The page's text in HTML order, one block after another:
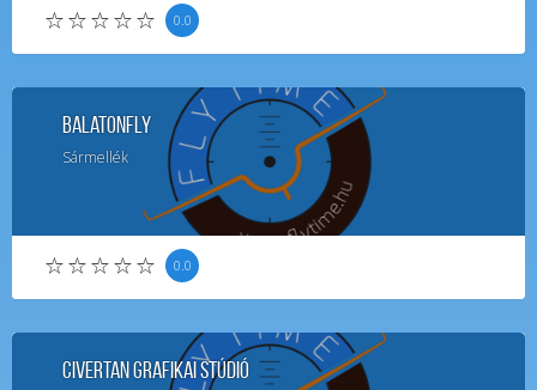
0.0
BalatonFly
Sármellék
0.0
Civertan Grafikai Stúdió